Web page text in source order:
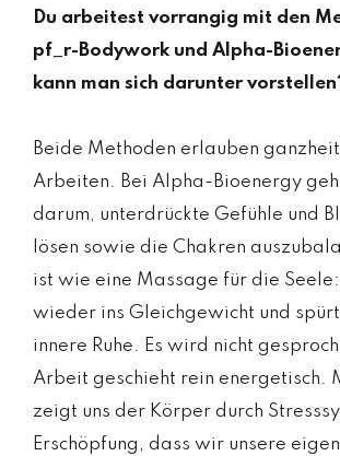
Du arbeitest vorrangig mit den
pf_r-Bodywork und Alpha-
kann man sich darunter
Beide Methoden erlauben
Arbeiten. Bei Alpha-Bioenergy
darum, unterdrückte Gefühle und
lösen sowie die Chakren
ist wie eine Massage für die
wieder ins Gleichgewicht und
innere Ruhe. Es wird nicht
Arbeit geschieht rein energetisch.
zeigt uns der Körper durch
Erschöpfung, dass wir unsere